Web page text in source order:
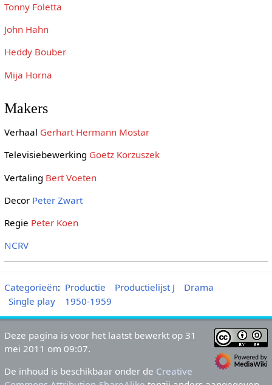
Tonny Foletta
John Hahn
Heddy Bouber
Mija Horna
Makers
Verhaal Gerhart Hermann Mostar
Televisiebewerking Goetz Korzuszek
Vertaling Bert Voeten
Decor Peter Zwart
Regie Peter Koen
NCRV
Categorieën: Productie Productielijst J
Drama
Single play
1950-1959
Deze pagina is voor het laatst bewerkt op 31
mei 2011 om 09:07.
De inhoud is beschikbaar onder de Creative